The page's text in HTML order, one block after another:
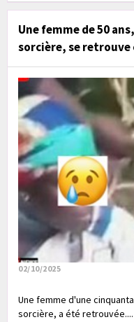
Une femme de 50
sorcière, se retrouve
02/10/2025
Une femme d'une
sorcière, a été